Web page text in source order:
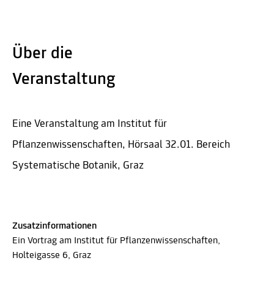
Über die
Veranstaltung
Eine Veranstaltung am Institut für
Pflanzenwissenschaften, Hörsaal 32.01. Bereich
Systematische Botanik, Graz
Zusatzinformationen
Ein Vortrag am Institut für Pflanzenwissenschaften,
Holteigasse 6, Graz